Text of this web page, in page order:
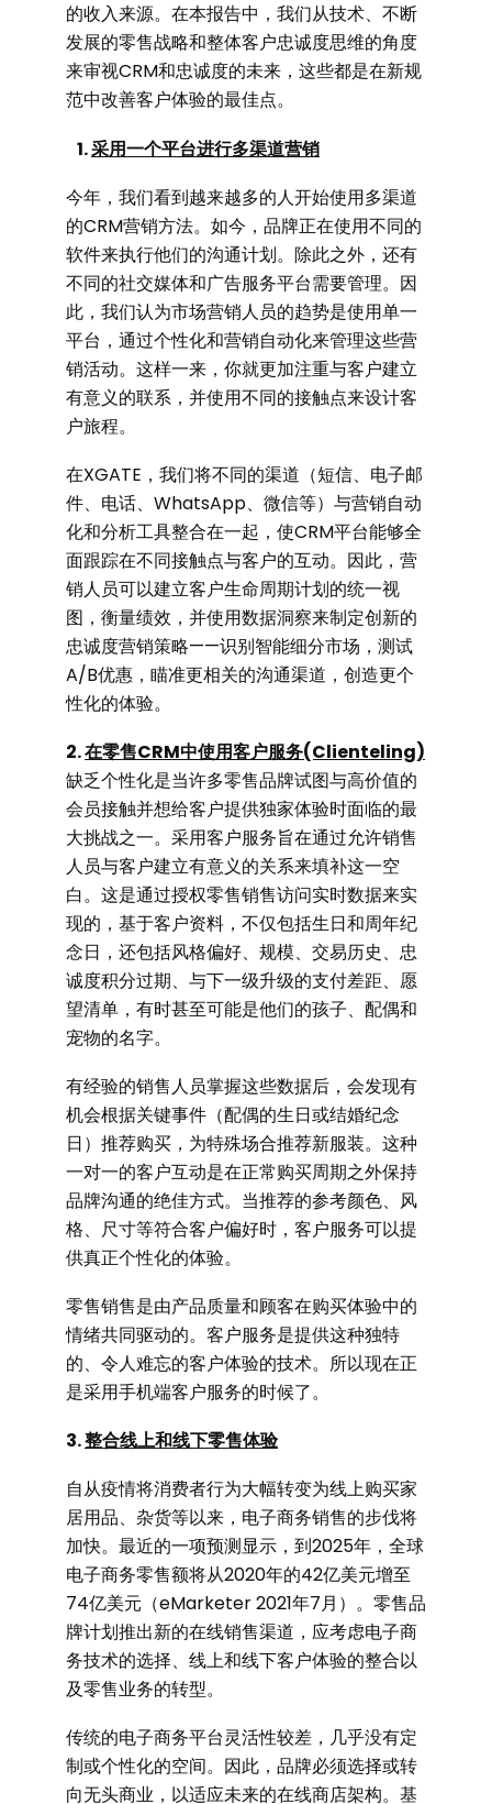
的收入来源。在本报告中，我们从技术、不断
发展的零售战略和整体客户忠诚度思维的角度
来审视CRM和忠诚度的未来，这些都是在新规
范中改善客户体验的最佳点。
1.采用一个平台进行多渠道营销
今年，我们看到越来越多的人开始使用多渠道
的CRM营销方法。如今，品牌正在使用不同的
软件来执行他们的沟通计划。除此之外，还有
不同的社交媒体和广告服务平台需要管理。因
此，我们认为市场营销人员的趋势是使用单一
平台，通过个性化和营销自动化来管理这些营
销活动。这样一来，你就更加注重与客户建立
有意义的联系，并使用不同的接触点来设计客
户旅程。
在XGATE，我们将不同的渠道（短信、电子邮
件、电话、WhatsApp、微信等）与营销自动
化和分析工具整合在一起，使CRM平台能够全
面跟踪在不同接触点与客户的互动。因此，营
销人员可以建立客户生命周期计划的统一视
图，衡量绩效，并使用数据洞察来制定创新的
忠诚度营销策略——识别智能细分市场，测试
A/B优惠，瞄准更相关的沟通渠道，创造更个
性化的体验。
2.在零售CRM中使用客户服务(Clienteling)
缺乏个性化是当许多零售品牌试图与高价值的
会员接触并想给客户提供独家体验时面临的最
大挑战之一。采用客户服务旨在通过允许销售
人员与客户建立有意义的关系来填补这一空
白。这是通过授权零售销售访问实时数据来实
现的，基于客户资料，不仅包括生日和周年纪
念日，还包括风格偏好、规模、交易历史、忠
诚度积分过期、与下一级升级的支付差距、愿
望清单，有时甚至可能是他们的孩子、配偶和
宠物的名字。
有经验的销售人员掌握这些数据后，会发现有
机会根据关键事件（配偶的生日或结婚纪念
日）推荐购买，为特殊场合推荐新服装。这种
一对一的客户互动是在正常购买周期之外保持
品牌沟通的绝佳方式。当推荐的参考颜色、风
格、尺寸等符合客户偏好时，客户服务可以提
供真正个性化的体验。
零售销售是由产品质量和顾客在购买体验中的
情绪共同驱动的。客户服务是提供这种独特
的、令人难忘的客户体验的技术。所以现在正
是采用手机端客户服务的时候了。
3.整合线上和线下零售体验
自从疫情将消费者行为大幅转变为线上购买家
居用品、杂货等以来，电子商务销售的步伐将
加快。最近的一项预测显示，到2025年，全球
电子商务零售额将从2020年的42亿美元增至
74亿美元（eMarketer 2021年7月）。零售品
牌计划推出新的在线销售渠道，应考虑电子商
务技术的选择、线上和线下客户体验的整合以
及零售业务的转型。
传统的电子商务平台灵活性较差，几乎没有定
制或个性化的空间。因此，品牌必须选择或转
向无头商业 ，以适应未来的在线商店架构。基